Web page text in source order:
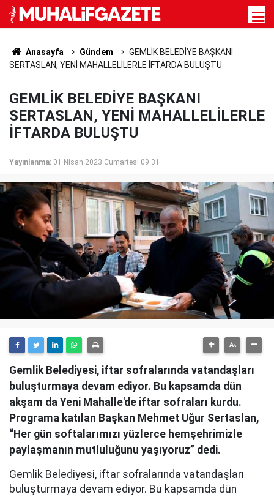
Anasayfa Gündem
GEMLİK BELEDİYE BAŞKANI
SERTASLAN, YENİ MAHALLELİLERLE İFTARDA BULUŞTU
GEMLİK BELEDİYE BAŞKANI
SERTASLAN, YENİ MAHALLELİLERLE
İFTARDA BULUŞTU
Yayınlanma: 01 Nisan 2023 Cumartesi 09:31
Gemlik Belediyesi, iftar sofralarında vatandaşları
buluşturmaya devam ediyor. Bu kapsamda dün
akşam da Yeni Mahalle'de iftar sofraları kurdu.
Programa katılan Başkan Mehmet Uğur Sertaslan,
“Her gün softalarımızı yüzlerce hemşehrimizle
paylaşmanın mutluluğunu yaşıyoruz” dedi.
Gemlik Belediyesi, iftar sofralarında vatandaşları
buluşturmaya devam ediyor. Bu kapsamda dün